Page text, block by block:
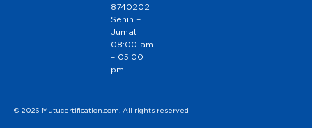
8740202
Senin –
Jumat
08:00 am
– 05:00
pm
© 2026 Mutucertification.com. All rights reserved